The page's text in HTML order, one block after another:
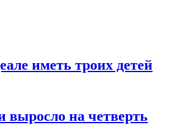
иметь троих детей
выросло на четверть